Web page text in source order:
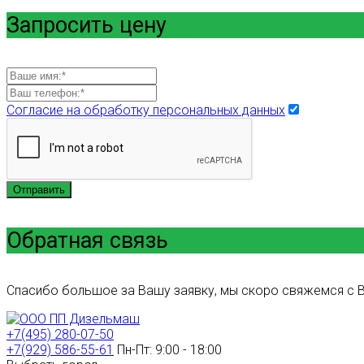
Запросить цену
Согласие на обработку персональных данных
Отправить
Обратная связь
Спасибо большое за Вашу заявку, мы скоро свяжемся с
+7(495) 280-07-50
+7(929) 586-55-61 Пн-Пт: 9:00 - 18:00